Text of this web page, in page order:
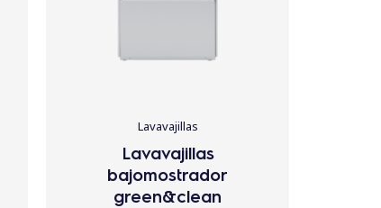
Lavavajillas
Lavavajillas
bajomostrador
green&clean